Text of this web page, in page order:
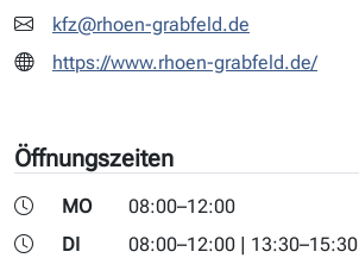
kfz@rhoen-grabfeld.de
https://www.rhoen-grabfeld.de/
Öffnungszeiten
MO
08:00–12:00
DI
08:00–12:00 | 13:30–15:30